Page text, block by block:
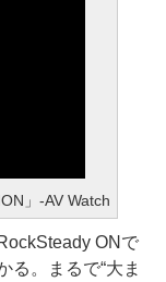
」-AV Watch
ONで
る。まるで“大ま